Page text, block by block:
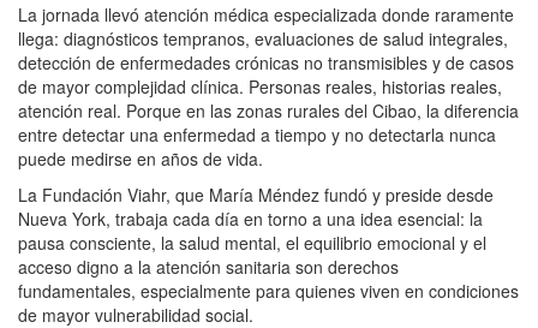
La jornada llevó atención médica especializada donde raramente
llega: diagnósticos tempranos, evaluaciones de salud integrales,
detección de enfermedades crónicas no transmisibles y de casos
de mayor complejidad clínica. Personas reales, historias reales,
atención real. Porque en las zonas rurales del Cibao, la diferencia
entre detectar una enfermedad a tiempo y no detectarla nunca
puede medirse en años de vida.
La Fundación Viahr, que María Méndez fundó y preside desde
Nueva York, trabaja cada día en torno a una idea esencial: la
pausa consciente, la salud mental, el equilibrio emocional y el
acceso digno a la atención sanitaria son derechos
fundamentales, especialmente para quienes viven en condiciones
de mayor vulnerabilidad social.